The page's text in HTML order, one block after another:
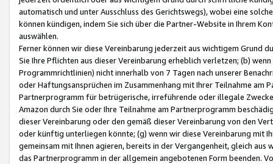
automatisch und unter Ausschluss des Gerichtswegs), wobei eine
können kündigen, indem Sie sich über die Partner-Website in Ihrem
auswählen.
Ferner können wir diese Vereinbarung jederzeit aus wichtigem Grund
Sie Ihre Pflichten aus dieser Vereinbarung erheblich verletzen; (b)
Programmrichtlinien) nicht innerhalb von 7 Tagen nach unserer
oder Haftungsansprüchen im Zusammenhang mit Ihrer Teilnahme am
Partnerprogramm für betrügerische, irreführende oder illegale
Amazon durch Sie oder Ihre Teilnahme am Partnerprogramm
dieser Vereinbarung oder den gemäß dieser Vereinbarung von den
oder künftig unterliegen könnte; (g) wenn wir diese Vereinbarung mit
gemeinsam mit Ihnen agieren, bereits in der Vergangenheit, gleich
das Partnerprogramm in der allgemein angebotenen Form beenden.